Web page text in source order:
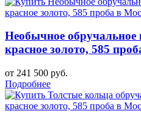
Необычное
красное золото, 585
от 241 500 руб.
Подробнее